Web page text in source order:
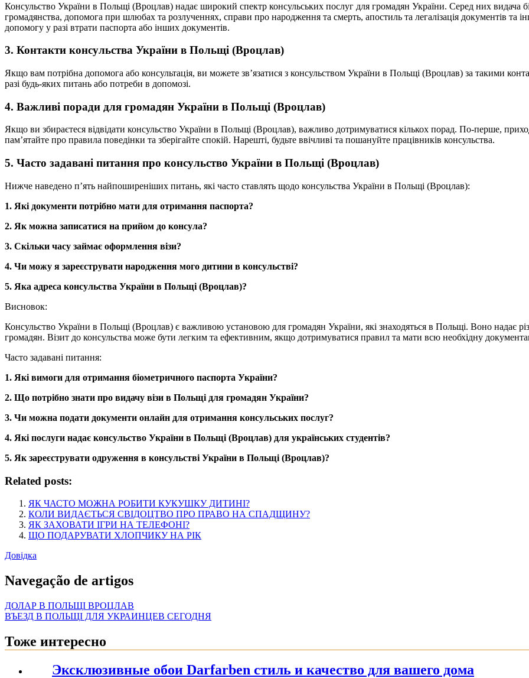
Консульство України в Польщі (Вроцлав) надає широкий спектр консульських послуг для громадян України. Серед них видача
громадянства, допомога при шлюбах та розлученнях, справи про народження та смерть, апостиль та легалізація документів та
допомогу у разі втрати паспорта або інших документів.
3. Контакти консульства України в Польщі (Вроцлав)
Якщо вам потрібна допомога або консультація, ви можете зв’язатися з консульством України в Польщі (Вроцлав) за такими
разі будь-яких питань або потреби в допомозі.
4. Важливі поради для громадян України в Польщі (Вроцлав)
Якщо ви збираєтеся відвідати консульство України в Польщі (Вроцлав), важливо дотримуватися кількох порад. По-перше,
пам’ятайте про правила поведінки та зберігайте спокій. Нарешті, будьте ввічливі та пошануйте працівників консульства.
5. Часто задавані питання про консульство України в Польщі (Вроцлав)
Нижче наведено п’ять найпоширеніших питань, які часто ставлять щодо консульства України в Польщі (Вроцлав):
1. Які документи потрібно мати для отримання паспорта?
2. Як можна записатися на прийом до консула?
3. Скільки часу займає оформлення візи?
4. Чи можу я зареєструвати народження мого дитини в консульстві?
5. Яка адреса консульства України в Польщі (Вроцлав)?
Висновок:
Консульство України в Польщі (Вроцлав) є важливою установою для громадян України, які знаходяться в Польщі. Воно надає
громадян. Візит до консульства може бути легким та ефективним, якщо дотримуватися правил та мати всю необхідну
Часто задавані питання:
1. Які вимоги для отримання біометричного паспорта України?
2. Що потрібно знати про видачу візи в Польщі для громадян України?
3. Чи можна подати документи онлайн для отримання консульських послуг?
4. Які послуги надає консульство України в Польщі (Вроцлав) для українських студентів?
5. Як зареєструвати одруження в консульстві України в Польщі (Вроцлав)?
Related posts:
ЯК ЧАСТО МОЖНА РОБИТИ КУКУШКУ ДИТИНІ?
КОЛИ ВИДАЄТЬСЯ СВІДОЦТВО ПРО ПРАВО НА СПАДЩИНУ?
ЯК ЗАХОВАТИ ІГРИ НА ТЕЛЕФОНІ?
ЩО ПОДАРУВАТИ ХЛОПЧИКУ НА РІК
Довідка
Navegação de artigos
ДОЛАР В ПОЛЬЩІ ВРОЦЛАВ
ВЪЕЗД В ПОЛЬЩІ ДЛЯ УКРАИНЦЕВ СЕГОДНЯ
Тоже интересно
Эксклюзивные обои Darfarben стиль и качество для вашего дома